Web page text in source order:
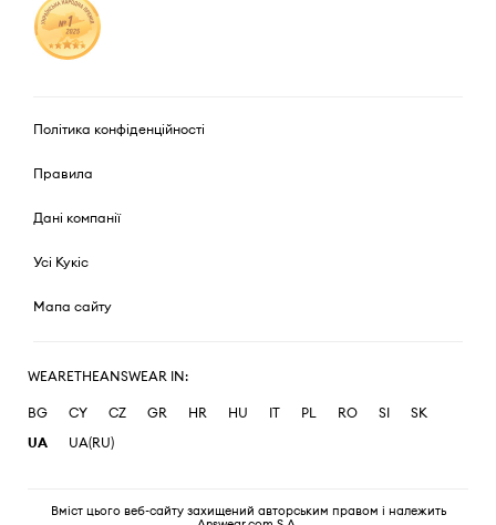
Політика конфіденційності
Правила
Дані компанії
Усі Кукіс
Мапа сайту
WEARETHEANSWEAR IN:
BG CY CZ GR HR HU IT PL RO SI
SK
UA
UA(RU)
Вміст цього веб-сайту захищений авторським правом і належить